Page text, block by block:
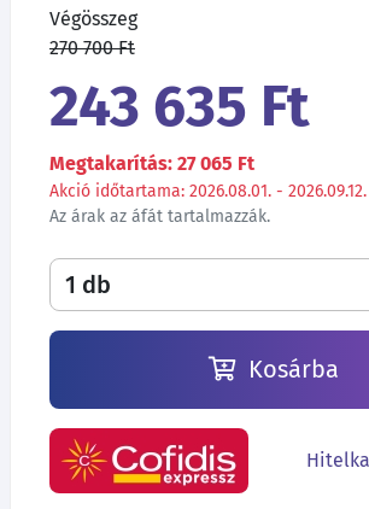
Végösszeg
270 700 Ft
243 635 Ft
Megtakarítás: 27 065 Ft
Akció időtartama: 2026.08.01. - 2026.09.12.
Az árak az áfát tartalmazzák.
Kosárba